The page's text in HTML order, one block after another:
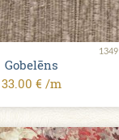
1349
Gobelēns
33.00 € /m